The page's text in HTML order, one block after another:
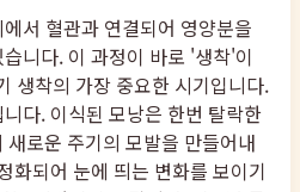
서 혈관과 연결되어 영양분을
니다. 이 과정이 바로 '생착'이
생착의 가장 중요한 시기입니다.
다. 이식된 모낭은 한번 탈락한
로운 주기의 모발을 만들어내
화되어 눈에 띄는 변화를 보이기